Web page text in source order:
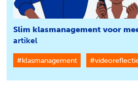
Slim klasmanagement voor
artikel
#klasmanagement